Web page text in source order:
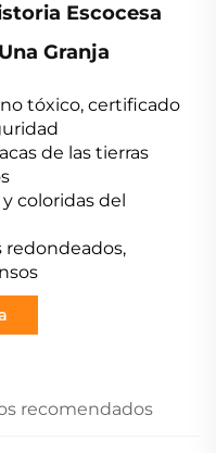
Escocesa
Granja
tóxico, certificado
de las tierras
coloridas del
redondeados,
recomendados